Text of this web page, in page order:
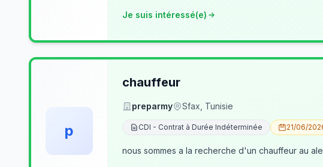
Je suis intéressé(e)
p
chauffeur
preparmy Sfax, Tunisie
CDI - Contrat à Durée Indéterminée 21/06/
nous sommes a la recherche d'un chauffeur au